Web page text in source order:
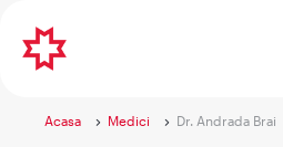
Acasa Medici Dr. Andrada Brai